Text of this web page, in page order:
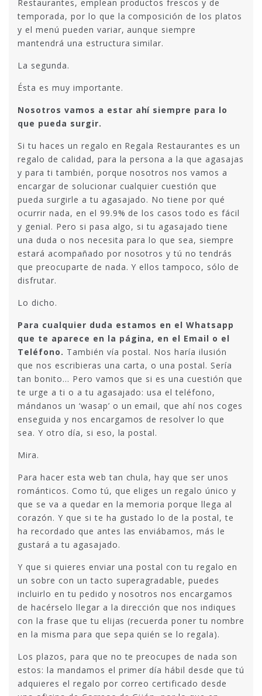
Restaurantes, emplean productos frescos y de
temporada, por lo que la composición de los platos
y el menú pueden variar, aunque siempre
mantendrá una estructura similar.
La segunda.
Ésta es muy importante.
Nosotros vamos a estar ahí siempre para lo
que pueda surgir.
Si tu haces un regalo en Regala Restaurantes es un
regalo de calidad, para la persona a la que agasajas
y para ti también, porque nosotros nos vamos a
encargar de solucionar cualquier cuestión que
pueda surgirle a tu agasajado. No tiene por qué
ocurrir nada, en el 99.9% de los casos todo es fácil
y genial. Pero si pasa algo, si tu agasajado tiene
una duda o nos necesita para lo que sea, siempre
estará acompañado por nosotros y tú no tendrás
que preocuparte de nada. Y ellos tampoco, sólo de
disfrutar.
Lo dicho.
Para cualquier duda estamos en el Whatsapp
que te aparece en la página, en el Email o el
Teléfono. También vía postal. Nos haría ilusión
que nos escribieras una carta, o una postal. Sería
tan bonito… Pero vamos que si es una cuestión que
te urge a ti o a tu agasajado: usa el teléfono,
mándanos un ‘wasap’ o un email, que ahí nos coges
enseguida y nos encargamos de resolver lo que
sea. Y otro día, si eso, la postal.
Mira.
Para hacer esta web tan chula, hay que ser unos
románticos. Como tú, que eliges un regalo único y
que se va a quedar en la memoria porque llega al
corazón. Y que si te ha gustado lo de la postal, te
ha recordado que antes las enviábamos, más le
gustará a tu agasajado.
Y que si quieres enviar una postal con tu regalo en
un sobre con un tacto superagradable, puedes
incluirlo en tu pedido y nosotros nos encargamos
de hacérselo llegar a la dirección que nos indiques
con la frase que tu elijas (recuerda poner tu nombre
en la misma para que sepa quién se lo regala).
Los plazos, para que no te preocupes de nada son
estos: la mandamos el primer día hábil desde que tú
adquieres el regalo por correo certificado desde